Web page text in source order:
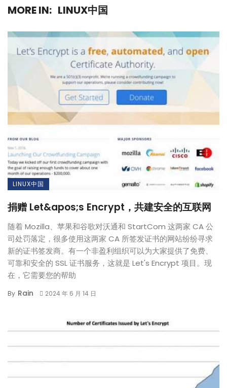
MORE IN: LINUX中国
LINUX中国
捐赠 Let&apos;s Encrypt，共建安全的互联网
随着 Mozilla、苹果和谷歌对沃通和 StartCom 这两家 CA 公
司处罚落定，很多使用这两家 CA 所签发证书的网站纷纷寻求
新的证书签发商。有一个非盈利组织可以为大家提供了免费、
可靠和安全的 SSL 证书服务，这就是 Let's Encrypt 项目。现
在，它需要您的帮助
By Rain 2024 年 6 月 14 日